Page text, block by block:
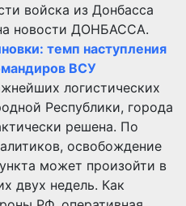
войска из Донбасса
новости ДОНБАССА.
темп наступления
ВСУ
логистических
Республики, города
решена. По
освобождение
может произойти в
двух недель. Как